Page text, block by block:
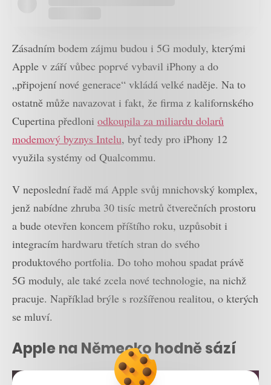
Zásadním bodem zájmu budou i 5G moduly, kterými
Apple v září vůbec poprvé vybavil iPhony a do
„připojení nové generace“ vkládá velké naděje. Na to
ostatně může navazovat i fakt, že firma z kalifornského
Cupertina předloni odkoupila za miliardu dolarů
modemový byznys Intelu, byť tedy pro iPhony 12
využila systémy od Qualcommu.
V neposlední řadě má Apple svůj mnichovský komplex,
jenž nabídne zhruba 30 tisíc metrů čtverečních prostoru
a bude otevřen koncem příštího roku, uzpůsobit i
integracím hardwaru třetích stran do svého
produktového portfolia. Do toho mohou spadat právě
5G moduly, ale také zcela nové technologie, na nichž
pracuje. Například brýle s rozšířenou realitou, o kterých
se mluví.
Apple na Německo hodně sází